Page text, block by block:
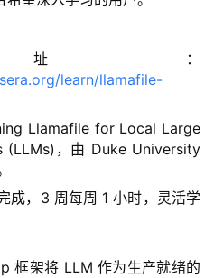
：
learn/llamafile-
Llamafile for Local Large
(LLMs)，由 Duke University
成，3 周每周 1 小时，灵活学
框架将 LLM 作为生产就绪的